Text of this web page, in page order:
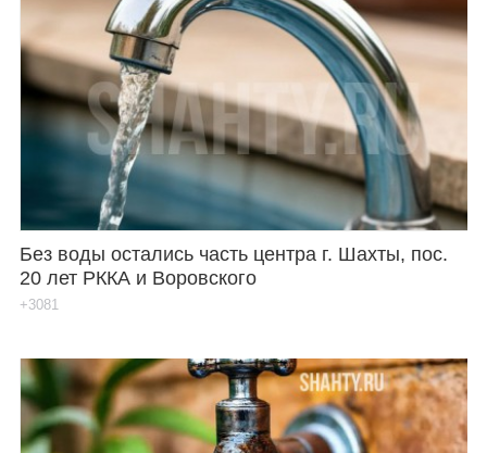
Инфо
Карты
Без воды остались часть центра г. Шахты, пос.
20 лет РККА и Воровского
+3081